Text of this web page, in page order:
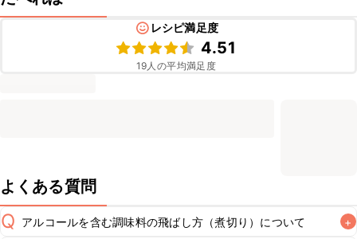
レシピ満足度
4.51
19人の平均満足度
よくある質問
Q アルコールを含む調味料の飛ばし方（煮切り）について +